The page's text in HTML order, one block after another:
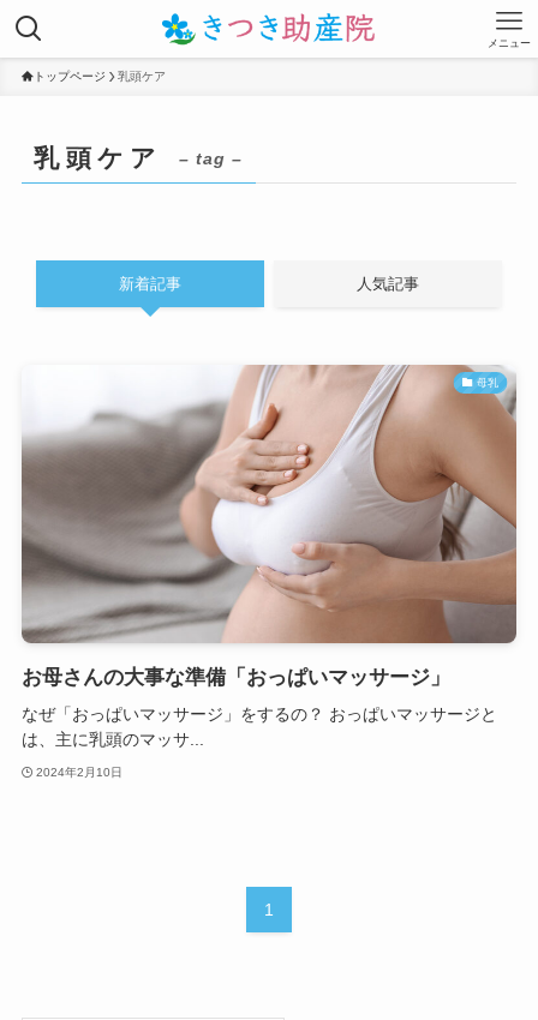
メニュー
トップページ 乳頭ケア
乳頭ケア – tag –
新着記事 人気記事
母乳
お母さんの大事な準備「おっぱいマッサージ」
なぜ「おっぱいマッサージ」をするの？ おっぱいマッサージと
は、主に乳頭のマッサ...
2024年2月10日
1